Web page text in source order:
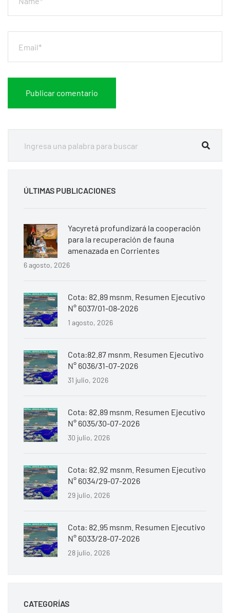
ÚLTIMAS PUBLICACIONES
Yacyretá profundizará la cooperación
para la recuperación de fauna
amenazada en Corrientes
6 agosto, 2026
Cota: 82.89 msnm. Resumen Ejecutivo
N° 6037/01-08-2026
1 agosto, 2026
Cota:82.87 msnm. Resumen Ejecutivo
N° 6036/31-07-2026
31 julio, 2026
Cota: 82.89 msnm. Resumen Ejecutivo
N° 6035/30-07-2026
30 julio, 2026
Cota: 82.92 msnm. Resumen Ejecutivo
N° 6034/29-07-2026
29 julio, 2026
Cota: 82.95 msnm. Resumen Ejecutivo
N° 6033/28-07-2026
28 julio, 2026
CATEGORÍAS